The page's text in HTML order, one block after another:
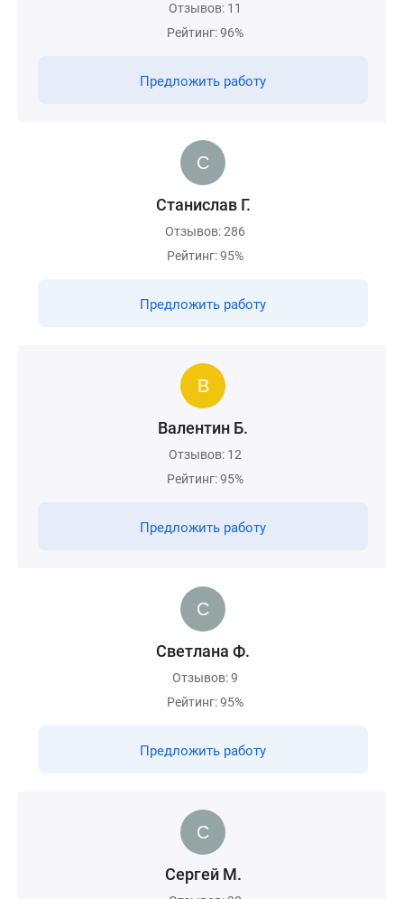
Отзывов: 11
Рейтинг: 96%
Предложить работу
Станислав Г.
Отзывов: 286
Рейтинг: 95%
Предложить работу
Валентин Б.
Отзывов: 12
Рейтинг: 95%
Предложить работу
Светлана Ф.
Отзывов: 9
Рейтинг: 95%
Предложить работу
Сергей М.